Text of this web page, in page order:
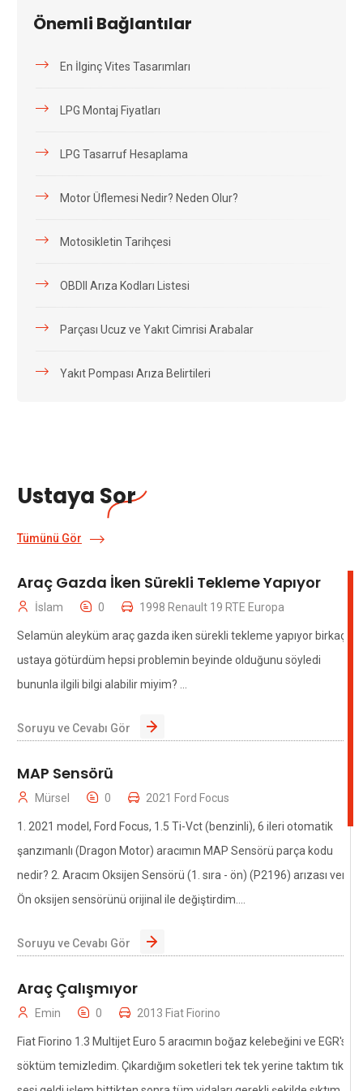
Önemli Bağlantılar
En İlginç Vites Tasarımları
LPG Montaj Fiyatları
LPG Tasarruf Hesaplama
Motor Üflemesi Nedir? Neden Olur?
Motosikletin Tarihçesi
OBDII Arıza Kodları Listesi
Parçası Ucuz ve Yakıt Cimrisi Arabalar
Yakıt Pompası Arıza Belirtileri
Ustaya Sor
Tümünü Gör
Araç Gazda İken Sürekli Tekleme Yapıyor
İslam 0 1998 Renault 19 RTE Europa
Selamün aleyküm araç gazda iken sürekli tekleme yapıyor birkaç
ustaya götürdüm hepsi problemin beyinde olduğunu söyledi
bununla ilgili bilgi alabilir miyim? ...
Soruyu ve Cevabı Gör
MAP Sensörü
Mürsel 0 2021 Ford Focus
1. 2021 model, Ford Focus, 1.5 Ti-Vct (benzinli), 6 ileri otomatik
şanzımanlı (Dragon Motor) aracımın MAP Sensörü parça kodu
nedir? 2. Aracım Oksijen Sensörü (1. sıra - ön) (P2196) arızası verdi.
Ön oksijen sensörünü orijinal ile değiştirdim....
Soruyu ve Cevabı Gör
Araç Çalışmıyor
Emin 0 2013 Fiat Fiorino
Fiat Fiorino 1.3 Multijet Euro 5 aracımın boğaz kelebeğini ve EGR'sini
söktüm temizledim. Çıkardığım soketleri tek tek yerine taktım tık